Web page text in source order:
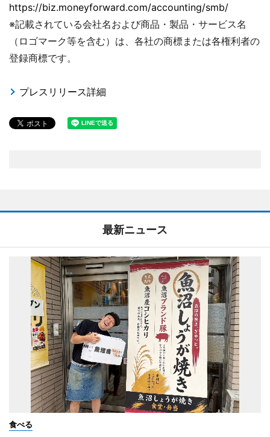
https://biz.moneyforward.com/accounting/smb/
※記載されている会社名および商品・製品・サービス名
（ロゴマーク等を含む）は、各社の商標または各権利者の
登録商標です。
プレスリリース詳細
最新ニュース
食べる